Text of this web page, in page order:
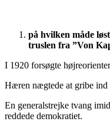
på hvilken måde
truslen fra ”Von
I 1920 forsøgte
Hæren nægtede at gribe ind
En generalstrejke tvang
reddede demokratiet.